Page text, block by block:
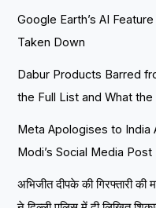
Google Earth’s AI
Taken Down
Dabur Products Barred
the Full List and What
Meta Apologises to India
Modi’s Social Media Post
अभिजीत दीपके की गिरफ्तारी